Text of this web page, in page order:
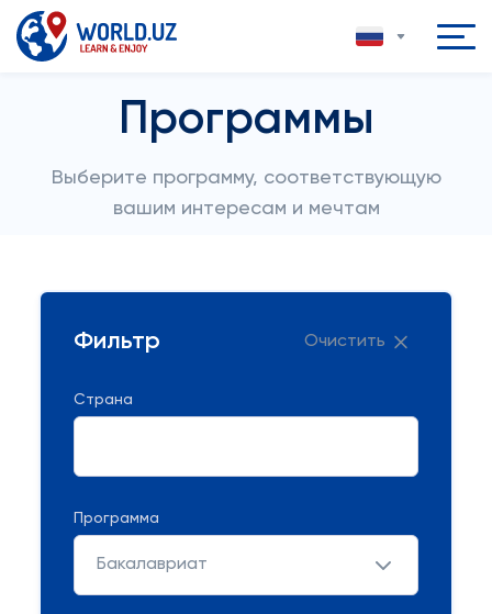
Программы
Выберите программу, соответствующую
вашим интересам и мечтам
Фильтр Очистить
Страна
Программа
Бакалавриат